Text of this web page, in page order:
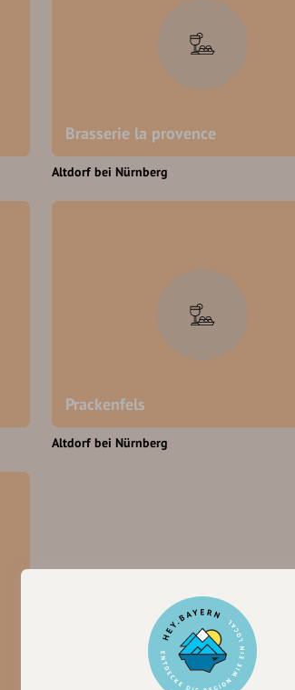
Brasserie la provence
Altdorf bei Nürnberg
Prackenfels
Altdorf bei Nürnberg